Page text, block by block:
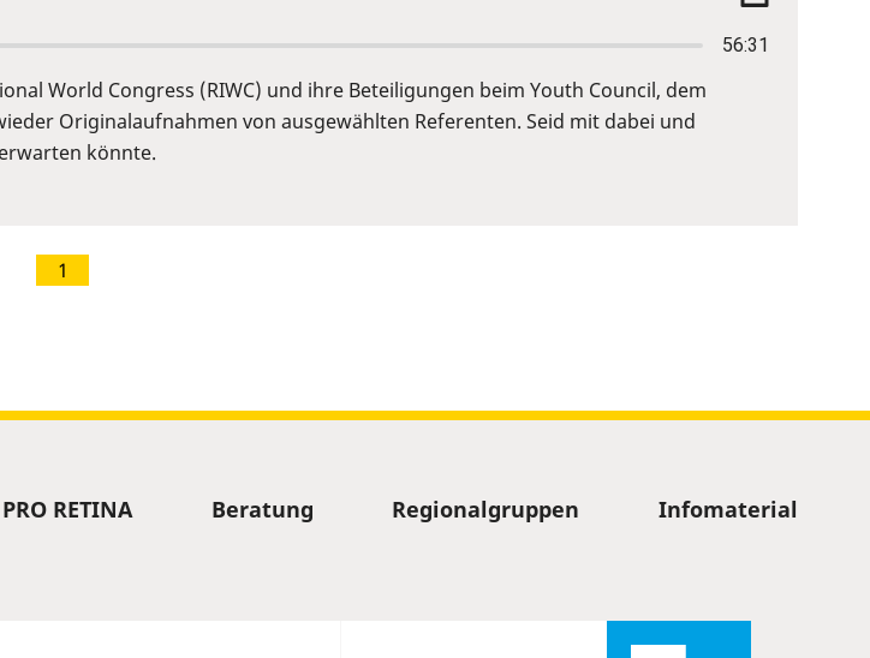
56:31
World Congress (RIWC) und ihre Beteiligungen beim Youth Council, dem
Originalaufnahmen von ausgewählten Referenten. Seid mit dabei und
könnte.
1
PRO RETINA Beratung Regionalgruppen Infomaterial